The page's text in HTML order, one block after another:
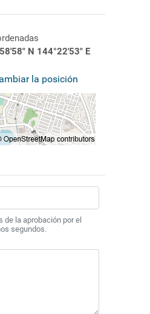
N 144°22'53" E
la posición
la aprobación por el
segundos.